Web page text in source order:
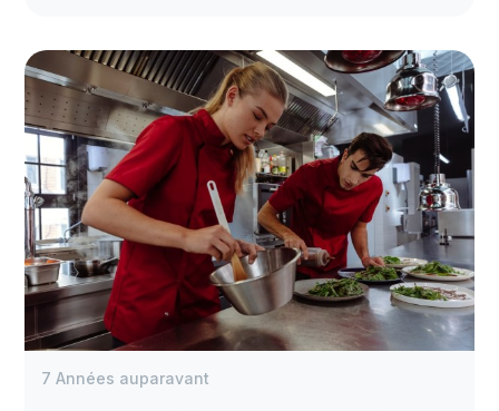
7 Années auparavant